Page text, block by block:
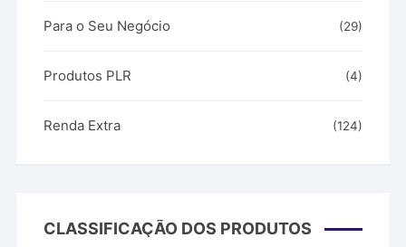
Para o Seu Negócio (29)
Produtos PLR (4)
Renda Extra (124)
CLASSIFICAÇÃO DOS PRODUTOS